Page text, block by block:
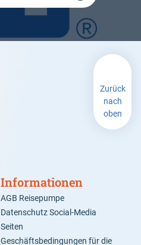
Informationen
AGB Reisepumpe
Datenschutz Social-Media
Seiten
Geschäftsbedingungen für die
Zurück
nach
oben